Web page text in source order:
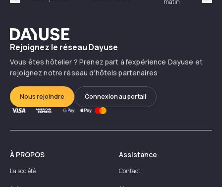
Précédent
Dayuse
Rejoignez le réseau Dayuse
Vous êtes hôtelier ? Prenez part à l’expérience Dayuse et
rejoignez notre réseau d’hôtels partenaires
Nous rejoindre Connexion au portail
À PROPOS
La société
Assistance
Contact